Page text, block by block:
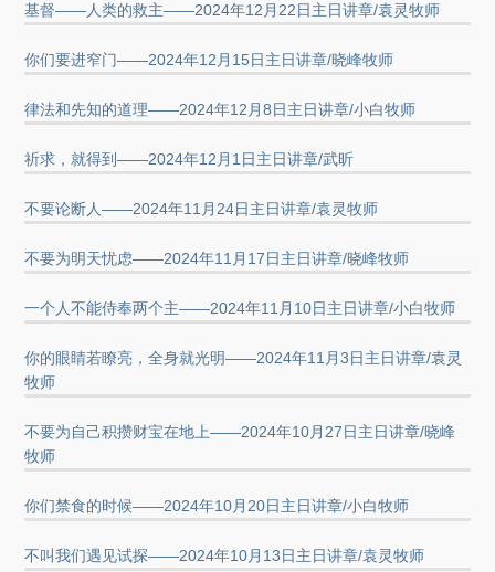
基督——人类的救主——2024年12月22日主日讲章/袁灵牧师
你们要进窄门——2024年12月15日主日讲章/晓峰牧师
律法和先知的道理——2024年12月8日主日讲章/小白牧师
祈求，就得到——2024年12月1日主日讲章/武昕
不要论断人——2024年11月24日主日讲章/袁灵牧师
不要为明天忧虑——2024年11月17日主日讲章/晓峰牧师
一个人不能侍奉两个主——2024年11月10日主日讲章/小白牧师
你的眼睛若瞭亮，全身就光明——2024年11月3日主日讲章/袁灵
牧师
不要为自己积攒财宝在地上——2024年10月27日主日讲章/晓峰
牧师
你们禁食的时候——2024年10月20日主日讲章/小白牧师
不叫我们遇见试探——2024年10月13日主日讲章/袁灵牧师